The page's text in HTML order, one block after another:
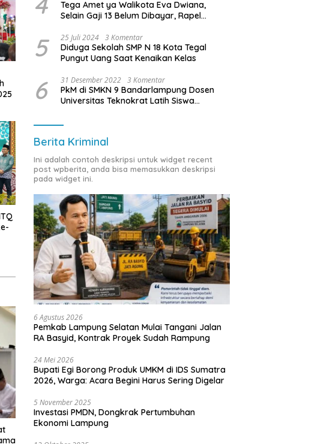
Tega Amet ya Walikota Eva Dwiana,
Selain Gaji 13 Belum Dibayar, Rapel
Dibayar
5 25 Juli 2024 3 Komentar
Diduga Sekolah SMP N 18 Kota Tegal
Pungut Uang Saat Kenaikan Kelas
6 31 Desember 2022 3 Komentar
PkM di SMKN 9 Bandarlampung Dosen
Universitas Teknokrat Latih Siswa
Berita Kriminal
Ini adalah contoh deskripsi untuk widget recent
post wpberita, anda bisa memasukkan deskripsi
pada widget ini.
6 Agustus 2026
Pemkab Lampung Selatan Mulai Tangani Jalan
RA Basyid, Kontrak Proyek Sudah Rampung
24 Mei 2026
Bupati Egi Borong Produk UMKM di IDS Sumatra
2026, Warga: Acara Begini Harus Sering Digelar
5 November 2025
Investasi PMDN, Dongkrak Pertumbuhan
Ekonomi Lampung